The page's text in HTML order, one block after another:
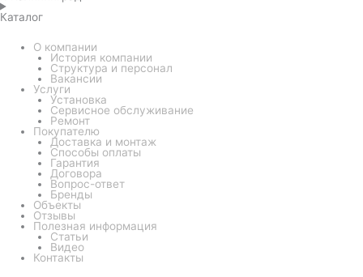
Каталог
О компании
История компании
Структура и персонал
Вакансии
Услуги
Установка
Сервисное обслуживание
Ремонт
Покупателю
Доставка и монтаж
Способы оплаты
Гарантия
Договора
Вопрос-ответ
Бренды
Объекты
Отзывы
Полезная информация
Статьи
Видео
Контакты